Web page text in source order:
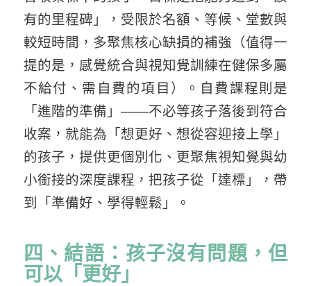
有的里程碑」，受限於名額、等候、堂數與
較短時間，多聚焦核心缺損的補強（值得一
提的是，感覺統合與視知覺訓練在健保多屬
不給付、需自費的項目）。自費課程則是
「進階的準備」——不必等孩子落後到符合
收案，就能為「想更好、想從容迎接上學」
的孩子，提供更個別化、更聚焦視知覺與幼
小銜接的深度課程，把孩子從「達標」，帶
到「準備好、學得輕鬆」。
四、結語：孩子沒有問題，但
可以「更好」